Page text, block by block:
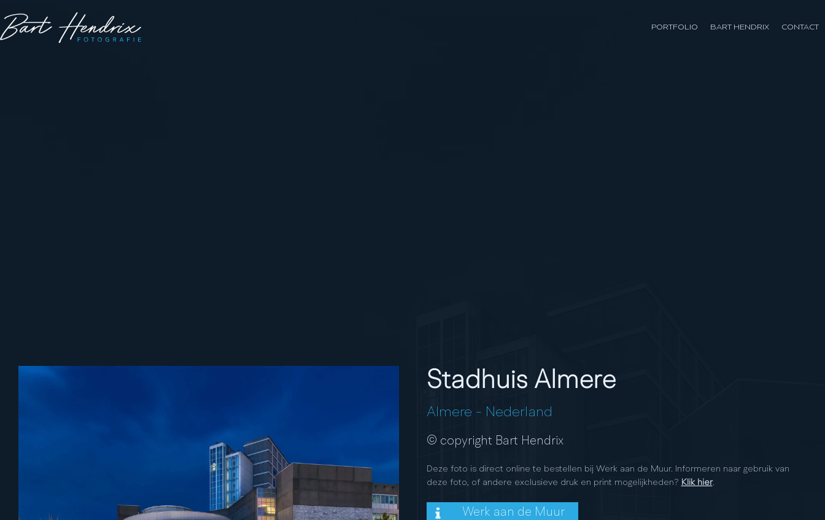
PORTFOLIO BART HENDRIX CONTACT
Stadhuis Almere
Almere - Nederland
© copyright Bart Hendrix
Deze foto is direct online te bestellen bij Werk aan de Muur. Informeren naar gebruik van
deze foto, of andere exclusieve druk en print mogelijkheden? Klik hier.
Werk aan de Muur